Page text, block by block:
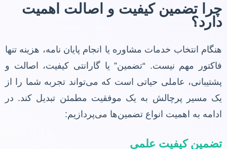
چرا تضمین کیفیت و اصالت اهمیت
دارد؟
هنگام انتخاب خدمات مشاوره یا انجام پایان نامه، هزینه تنها
فاکتور مهم نیست. “تضمین” یا گارانتی کیفیت، اصالت و
پشتیبانی، عاملی حیاتی است که می‌تواند تجربه شما را از
یک مسیر پرچالش به یک موفقیت مطمئن تبدیل کند. در
ادامه به اهمیت انواع تضمین‌ها می‌پردازیم:
تضمین کیفیت علمی